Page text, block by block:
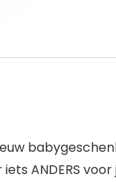
ANDERS voor